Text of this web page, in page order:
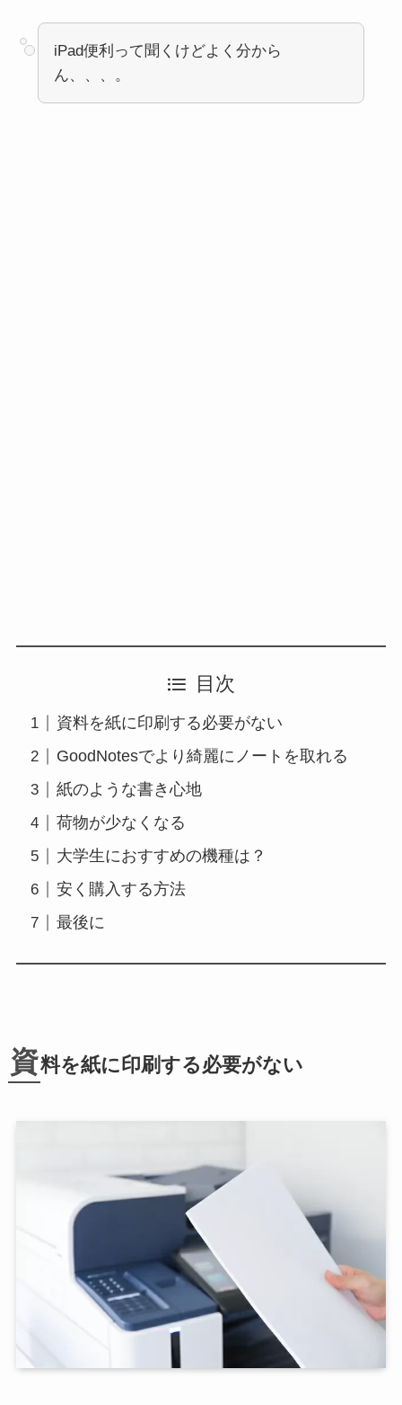
iPad便利って聞くけどよく分から
ん、、、。
目次
資料を紙に印刷する必要がない
GoodNotesでより綺麗にノートを取れる
紙のような書き心地
荷物が少なくなる
大学生におすすめの機種は？
安く購入する方法
最後に
資料を紙に印刷する必要がない